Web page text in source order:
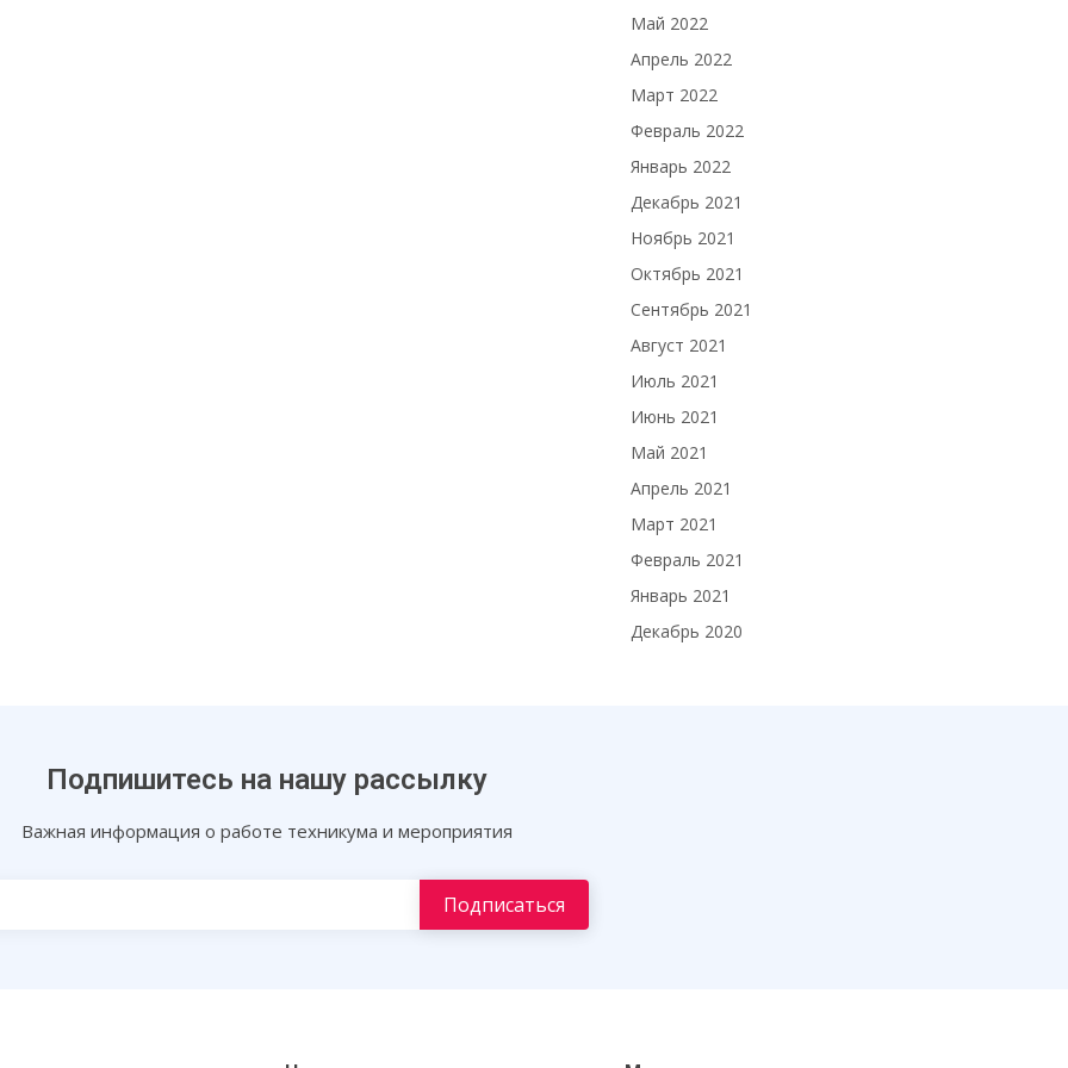
Май 2022
Апрель 2022
Март 2022
Февраль 2022
Январь 2022
Декабрь 2021
Ноябрь 2021
Октябрь 2021
Сентябрь 2021
Август 2021
Июль 2021
Июнь 2021
Май 2021
Апрель 2021
Март 2021
Февраль 2021
Январь 2021
Декабрь 2020
Подпишитесь на нашу рассылку
Важная информация о работе техникума и мероприятия